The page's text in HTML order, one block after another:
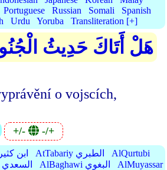
Portuguese Russian Somali
Spanish
Urdu Yoruba Transliteration [+]
هَلْ أَتَاكَ حَدِيثُ
o vojscích,
+/- -/+
IbnKathir ابن كثير AtTabariy الطبري
AlQurtubi
AsSaadiyy السعدي AlBaghawi البغوي
AlMuyassar